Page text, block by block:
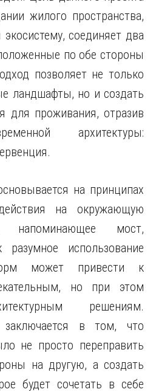
жилого пространства,
соединяет два
по обе стороны
позволяет не только
ландшафты, но и создать
для проживания, отразив
архитектуры:
на принципах
на окружающую
напоминающее мост,
разумное использование
может привести к
но при этом
решениям.
в том, что
не просто переправить
на другую, а создать
будет сочетать в себе